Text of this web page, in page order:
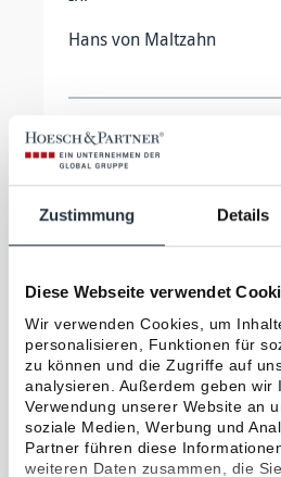
Zustimmung Details
Diese Webseite verwendet
Wir verwenden Cookies, um
personalisieren, Funktionen für
zu können und die Zugriffe auf
analysieren. Außerdem geben wir
Verwendung unserer Website an
soziale Medien, Werbung und
Partner führen diese
weiteren Daten zusammen, die
Hans von Maltzahn
ÜBER DEN
Hans von
Bereits seit 1999 gehört die
Versicherungsbranche zu